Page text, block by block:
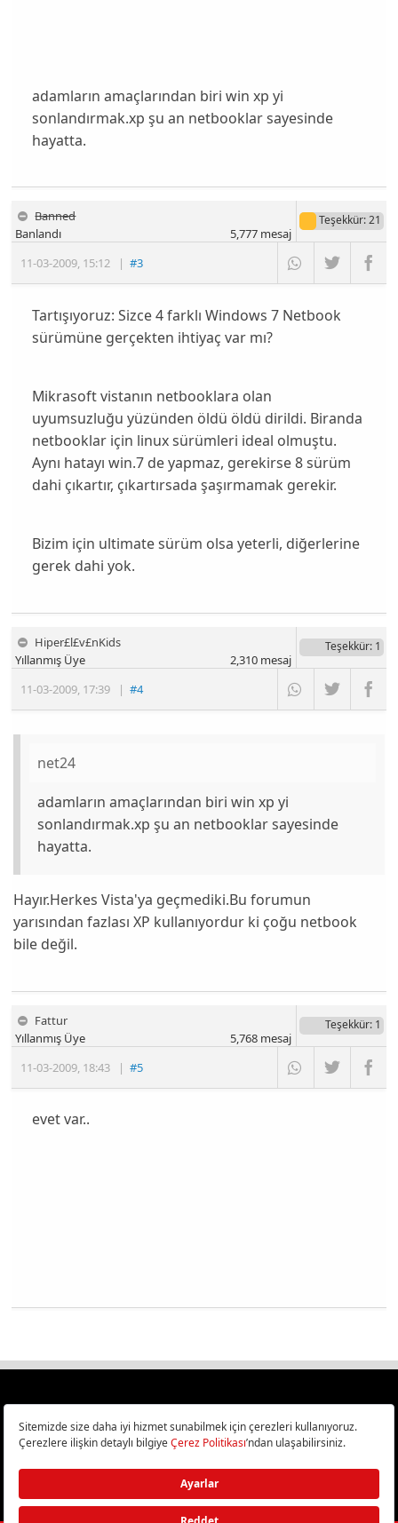
adamların amaçlarından biri win xp yi
sonlandırmak.xp şu an netbooklar sayesinde
hayatta.
Banned
11-03-2009, 15:12 |#3
Banlandı
Teşekkür: 21
5,777mesaj
Tartışıyoruz: Sizce 4 farklı Windows 7 Netbook
sürümüne gerçekten ihtiyaç var mı?
Mikrasoft vistanın netbooklara olan
uyumsuzluğu yüzünden öldü öldü dirildi. Biranda
netbooklar için linux sürümleri ideal olmuştu.
Aynı hatayı win.7 de yapmaz, gerekirse 8 sürüm
dahi çıkartır, çıkartırsada şaşırmamak gerekir.
Bizim için ultimate sürüm olsa yeterli, diğerlerine
gerek dahi yok.
Hiper£l£v£nKids
11-03-2009, 17:39 |#4
Yıllanmış Üye
Teşekkür: 1
2,310mesaj
net24
adamların amaçlarından biri win xp yi
sonlandırmak.xp şu an netbooklar sayesinde
hayatta.
Hayır.Herkes Vista'ya geçmediki.Bu forumun
yarısından fazlası XP kullanıyordur ki çoğu netbook
bile değil.
Fattur
11-03-2009 18:43 |#5
Yıllanmış Üye
Teşekkür: 1
5,768mesaj
evet var..
Türkiye
Bilişim ve Teknoloji Haberleri CHIP Online’da!